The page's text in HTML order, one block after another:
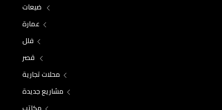
ضيعات
عمارة
فلل
قصر
محلات تجارية
مشاريع جديدة